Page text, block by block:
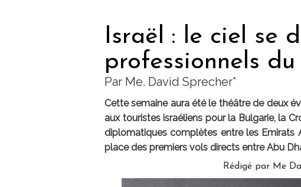
Israël : le ciel se
professionnels
Par Me. David Sprecher*
Cette semaine aura été le théâtre de deux
aux touristes israéliens pour la Bulgarie, la
diplomatiques complètes entre les Emirats
place des premiers vols directs entre Abu
Rédigé par Me